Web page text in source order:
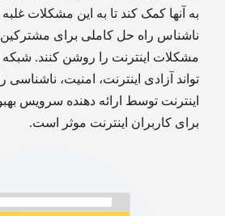
ناشناس راه حل کاملی برای
مشکلات اینترنت را روشن کنند.
تواند آزادی اینترنت، امنیت،
اینترنت توسط ارائه دهنده سرویس
برای کاربران اینترنت موثر است.